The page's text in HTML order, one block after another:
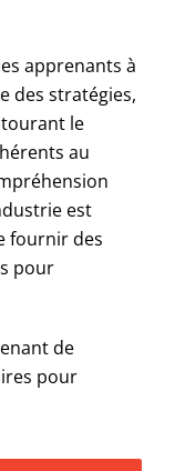
apprenants à
des stratégies,
le
au
est
fournir des
pour
de
pour